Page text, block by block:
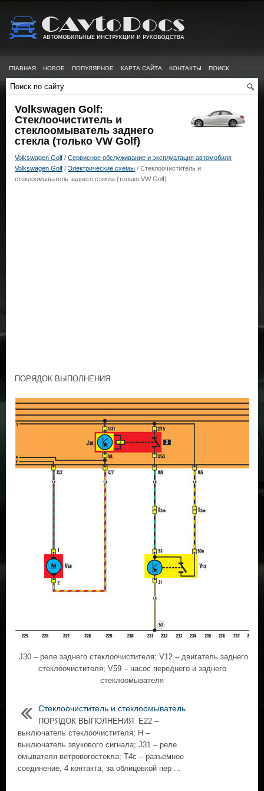
ГЛАВНАЯ НОВОЕ ПОПУЛЯРНОЕ КАРТА САЙТА КОНТАКТЫ ПОИСК
Volkswagen Golf:
Стеклоочиститель и
стеклоомыватель заднего
стекла (только VW Golf)
Volkswagen Golf / Сервисное обслуживание и эксплуатация автомобиля
Volkswagen Golf / Электрические схемы / Стеклоочиститель и
стеклоомыватель заднего стекла (только VW Golf)
ПОРЯДОК ВЫПОЛНЕНИЯ
J30 – реле заднего стеклоочистителя; V12 – двигатель заднего
стеклоочистителя; V59 – насос переднего и заднего
стеклоомывателя
Стеклоочиститель и стеклоомыватель
ПОРЯДОК ВЫПОЛНЕНИЯ E22 –
выключатель стеклоочистителя; Н –
выключатель звукового сигнала; J31 – реле
омывателя ветровогостекла; Т4с – разъемное
соединение, 4 контакта, за облицовкой пер ...